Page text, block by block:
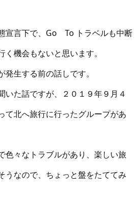
宣言下で、Go To トラベルも中断
機会もないと思います。
生する前の話しです。
いた話ですが、２０１９年９月４
て北へ旅行に行ったグループがあ
色々なトラブルがあり、楽しい旅
うなので、ちょっと盤をたててみ